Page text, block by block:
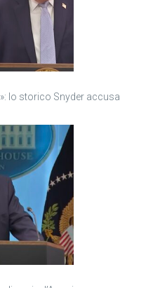
lo storico Snyder accusa